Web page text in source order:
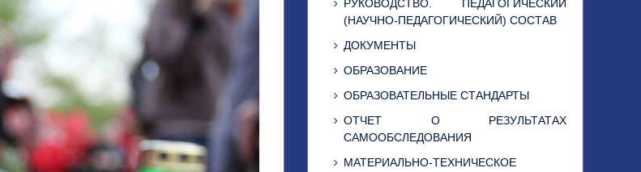
РУКОВОДСТВО. ПЕДАГОГИЧЕСКИЙ
(НАУЧНО-ПЕДАГОГИЧЕСКИЙ) СОСТАВ
ДОКУМЕНТЫ
ОБРАЗОВАНИЕ
ОБРАЗОВАТЕЛЬНЫЕ СТАНДАРТЫ
ОТЧЕТ О РЕЗУЛЬТАТАХ
САМООБСЛЕДОВАНИЯ
МАТЕРИАЛЬНО-ТЕХНИЧЕСКОЕ